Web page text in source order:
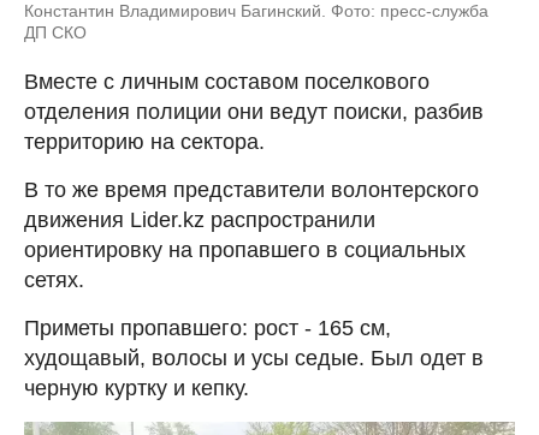
Константин Владимирович Багинский. Фото: пресс-служба
ДП СКО
Вместе с личным составом поселкового
отделения полиции они ведут поиски, разбив
территорию на сектора.
В то же время представители волонтерского
движения Lider.kz распространили
ориентировку на пропавшего в социальных
сетях.
Приметы пропавшего: рост - 165 см,
худощавый, волосы и усы седые. Был одет в
черную куртку и кепку.